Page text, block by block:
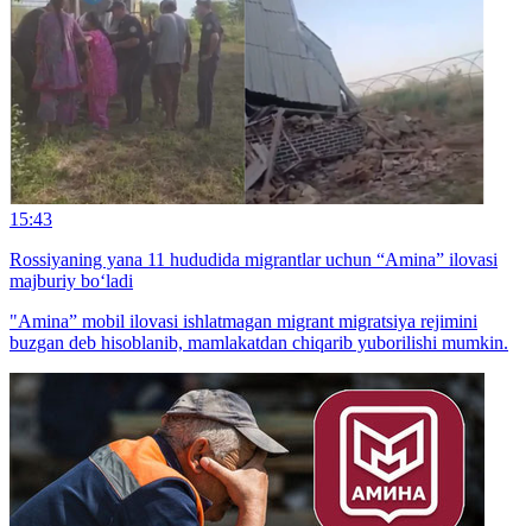
15:43
Rossiyaning yana 11 hududida migrantlar uchun “Amina” ilovasi
majburiy bo‘ladi
"Amina” mobil ilovasi ishlatmagan migrant migratsiya rejimini
buzgan deb hisoblanib, mamlakatdan chiqarib yuborilishi mumkin.